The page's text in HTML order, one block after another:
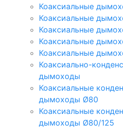
Коаксиальные
Коаксиальные
Коаксиальные
Коаксиальные
Коаксиальные
Коаксиально-
дымоходы
Коаксиальные
дымоходы Ø80
Коаксиальные
дымоходы Ø80/125